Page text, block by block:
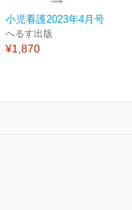
小児看護2023年4月号
へるす出版
¥1,870